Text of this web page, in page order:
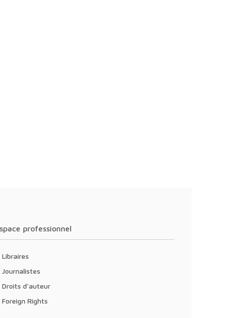
Espace professionnel
Libraires
Journalistes
Droits d'auteur
Foreign Rights